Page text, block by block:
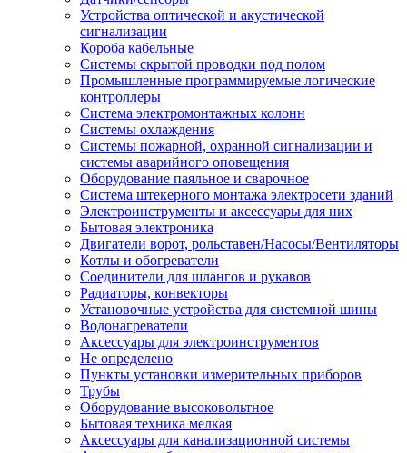
Устройства оптической и акустической
сигнализации
Короба кабельные
Системы скрытой проводки под полом
Промышленные программируемые логические
контроллеры
Система электромонтажных колонн
Системы охлаждения
Системы пожарной, охранной сигнализации и
системы аварийного оповещения
Оборудование паяльное и сварочное
Система штекерного монтажа электросети зданий
Электроинструменты и аксессуары для них
Бытовая электроника
Двигатели ворот, рольставен/Насосы/Вентиляторы
Котлы и обогреватели
Соединители для шлангов и рукавов
Радиаторы, конвекторы
Установочные устройства для системной шины
Водонагреватели
Аксессуары для электроинструментов
Не определено
Пункты установки измерительных приборов
Трубы
Оборудование высоковольтное
Бытовая техника мелкая
Аксессуары для канализационной системы